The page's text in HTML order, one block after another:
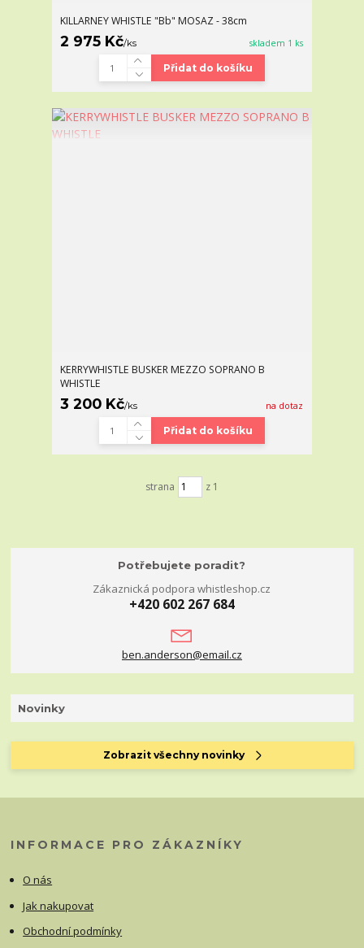
KILLARNEY WHISTLE "Bb" MOSAZ - 38cm
2 975 Kč/ks skladem 1 ks
Přidat do košíku
KERRYWHISTLE BUSKER MEZZO SOPRANO B
WHISTLE
3 200 Kč/ks na dotaz
Přidat do košíku
strana z 1
Potřebujete poradit?
Zákaznická podpora whistleshop.cz
+420 602 267 684
ben.anderson@email.cz
Novinky
Zobrazit všechny novinky
INFORMACE PRO ZÁKAZNÍKY
O nás
Jak nakupovat
Obchodní podmínky